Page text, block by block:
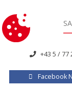
+43 5 / 77
Facebook